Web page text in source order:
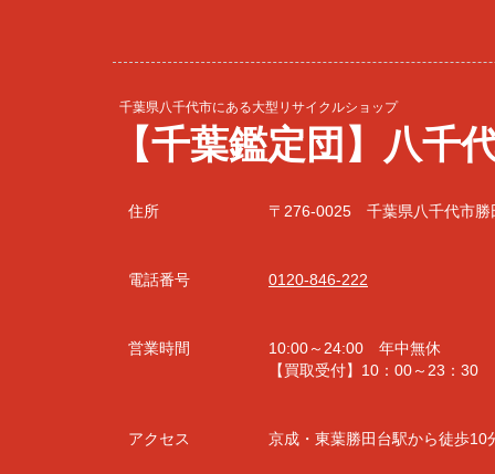
千葉県八千代市にある大型リサイクルショップ
【千葉鑑定団】八千
住所 〒276-0025 千葉県八千代市勝
電話番号 0120-846-222
営業時間
10:00～24:00 年中無休
【買取受付】10：00～23：30
アクセス 京成・東葉勝田台駅から徒歩10